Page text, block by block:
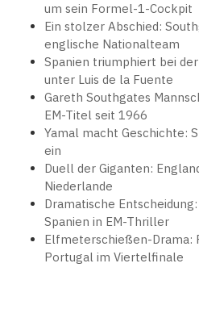
um sein Formel-1-Cockpit
Ein stolzer Abschied:
englische Nationalteam
Spanien triumphiert bei
unter Luis de la Fuente
Gareth Southgates
EM-Titel seit 1966
Yamal macht Geschichte:
ein
Duell der Giganten:
Niederlande
Dramatische
Spanien in EM-Thriller
Elfmeterschießen-Drama:
Portugal im Viertelfinale